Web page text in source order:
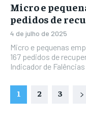
Micro e
pedidos de
4 de julho de 2025
Micro e pequenas
167 pedidos de
Indicador de
1 2 3